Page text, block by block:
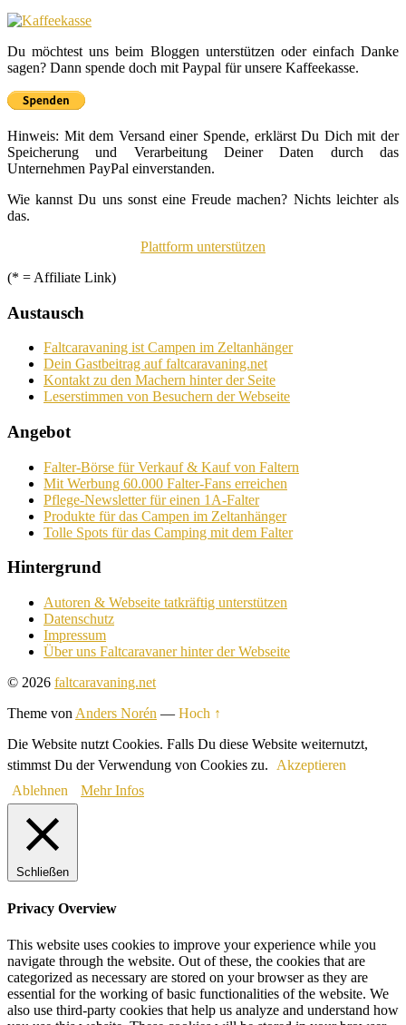
Du möchtest uns beim Bloggen unterstützen oder einfach Danke
sagen? Dann spende doch mit Paypal für unsere Kaffeekasse.
Hinweis: Mit dem Versand einer Spende, erklärst Du Dich mit der
Speicherung und Verarbeitung Deiner Daten durch das
Unternehmen PayPal einverstanden.
Wie kannst Du uns sonst eine Freude machen? Nichts leichter als
das.
Plattform unterstützen
(* = Affiliate Link)
Austausch
Faltcaravaning ist Campen im Zeltanhänger
Dein Gastbeitrag auf faltcaravaning.net
Kontakt zu den Machern hinter der Seite
Leserstimmen von Besuchern der Webseite
Angebot
Falter-Börse für Verkauf & Kauf von Faltern
Mit Werbung 60.000 Falter-Fans erreichen
Pflege-Newsletter für einen 1A-Falter
Produkte für das Campen im Zeltanhänger
Tolle Spots für das Camping mit dem Falter
Hintergrund
Autoren & Webseite tatkräftig unterstützen
Datenschutz
Impressum
Über uns Faltcaravaner hinter der Webseite
© 2026 faltcaravaning.net
Theme von Anders Norén — Hoch ↑
Die Website nutzt Cookies. Falls Du diese Website weiternutzt,
stimmst Du der Verwendung von Cookies zu.
Akzeptieren
Ablehnen
Mehr Infos
Schließen
Privacy Overview
This website uses cookies to improve your experience while you
navigate through the website. Out of these, the cookies that are
categorized as necessary are stored on your browser as they are
essential for the working of basic functionalities of the website. We
also use third-party cookies that help us analyze and understand how